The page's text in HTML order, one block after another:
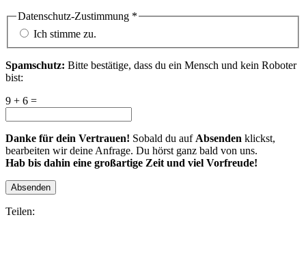
Datenschutz-Zustimmung *
Ich stimme zu.
Spamschutz: Bitte bestätige, dass du ein Mensch und kein Roboter
bist:
9 + 6 =
Danke für dein Vertrauen! Sobald du auf Absenden klickst,
bearbeiten wir deine Anfrage. Du hörst ganz bald von uns.
Hab bis dahin eine großartige Zeit und viel Vorfreude!
Absenden
Teilen: